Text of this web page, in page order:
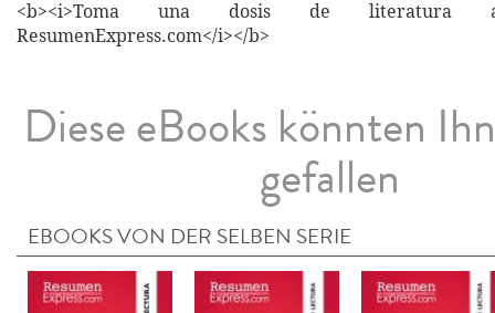
<b><i>Toma una dosis de literatura
ResumenExpress.com</i></b>
Diese eBooks könnten
gefallen
EBOOKS VON DER SELBEN SERIE